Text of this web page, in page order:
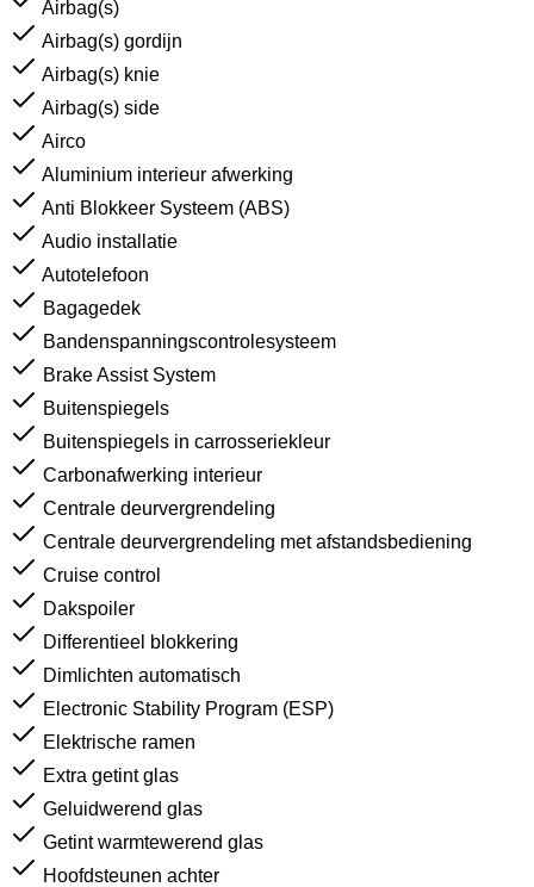
Airbag(s)
Airbag(s) gordijn
Airbag(s) knie
Airbag(s) side
Airco
Aluminium interieur afwerking
Anti Blokkeer Systeem (ABS)
Audio installatie
Autotelefoon
Bagagedek
Bandenspanningscontrolesysteem
Brake Assist System
Buitenspiegels
Buitenspiegels in carrosseriekleur
Carbonafwerking interieur
Centrale deurvergrendeling
Centrale deurvergrendeling met afstandsbediening
Cruise control
Dakspoiler
Differentieel blokkering
Dimlichten automatisch
Electronic Stability Program (ESP)
Elektrische ramen
Extra getint glas
Geluidwerend glas
Getint warmtewerend glas
Hoofdsteunen achter